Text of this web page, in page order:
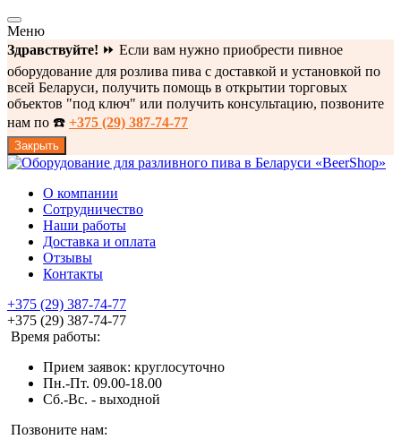
Меню
Здравствуйте! ⏩ Если вам нужно приобрести пивное
оборудование для розлива пива с доставкой и установкой по
всей Беларуси, получить помощь в открытии торговых
объектов "под ключ" или получить консультацию, позвоните
нам по ☎️ +375 (29) 387-74-77
Закрыть
О компании
Сотрудничество
Наши работы
Доставка и оплата
Отзывы
Контакты
+375 (29) 387-74-77
+375 (29) 387-74-77
Время работы:
Прием заявок: круглосуточно
Пн.-Пт. 09.00-18.00
Cб.-Вс. - выходной
Позвоните нам: